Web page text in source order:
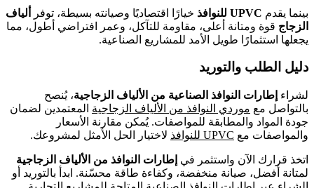
بينما يقدم UPVC للنوافذ خيارًا اقتصاديًا وصيانته بسيطة، توفر
ألياف
الزجاج قوة ومتانة أعلى، مقاومة للتآكل، وعمر افتراضي أطول، مما
يجعلها استثمارًا طويل الأمد للمشاريع الصناعية.
دليل الطلب والتوريد
لشراء إطارات النوافذ الصناعية من الألياف الزجاجية، يُنصح
بالتواصل مع موردي النوافذ من الألياف الزجاجية المعتمدين لضمان
جودة المواد والمطابقة للمواصفات. يُمكن مقارنة الأسعار
والمواصفات مع UPVC للنوافذ لاختيار الحل الأمثل لمشروعك.
اتخذ قرارك الآن واستثمر في إطارات النوافذ من الألياف الزجاجية
لمتانة أفضل، صيانة منخفضة، وكفاءة طاقة محسّنة. ابدأ بالتوريد أو